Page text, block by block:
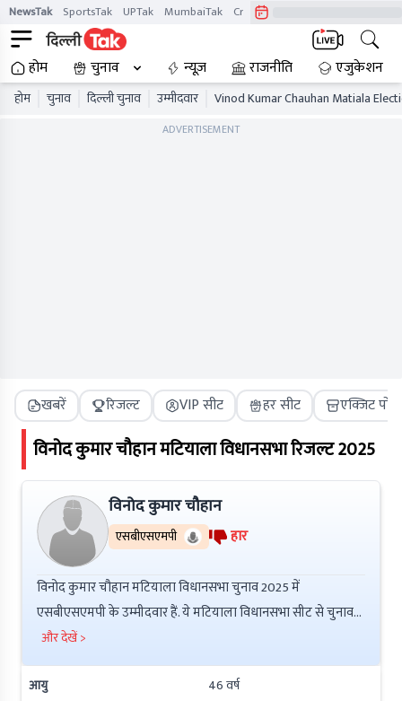
NewsTak SportsTak UPTak MumbaiTak CrimeTak
होम चुनाव न्यूज़ राजनीति एजुकेशन
होम चुनाव दिल्ली चुनाव उम्मीदवार Vinod Kumar Chauhan Matiala
ADVERTISEMENT
खबरें रिजल्ट VIP सीट हर सीट एक्जिट पोल
विनोद कुमार चौहानमटियालाविधानसभा रिजल्ट2025
विनोद कुमार चौहान
एसबीएसएमपी हार
विनोद कुमार चौहान मटियाला विधानसभा चुनाव 2025 में
एसबीएसएमपी के उम्मीदवार हैं. ये मटियाला विधानसभा सीट से चुनाव
लड़ रहे हैं. 46 वर्षीय विनोद कुमार चौहान ने Post Graduate की है
इनकी कुल संपत्ति ₹ 45.4Lac है. इनके ऊपर ₹ 0 की देनदारी है. इनके
ऊपर आपराधिक मामले नहीं हैं.
और देखें >
आयु 46वर्ष